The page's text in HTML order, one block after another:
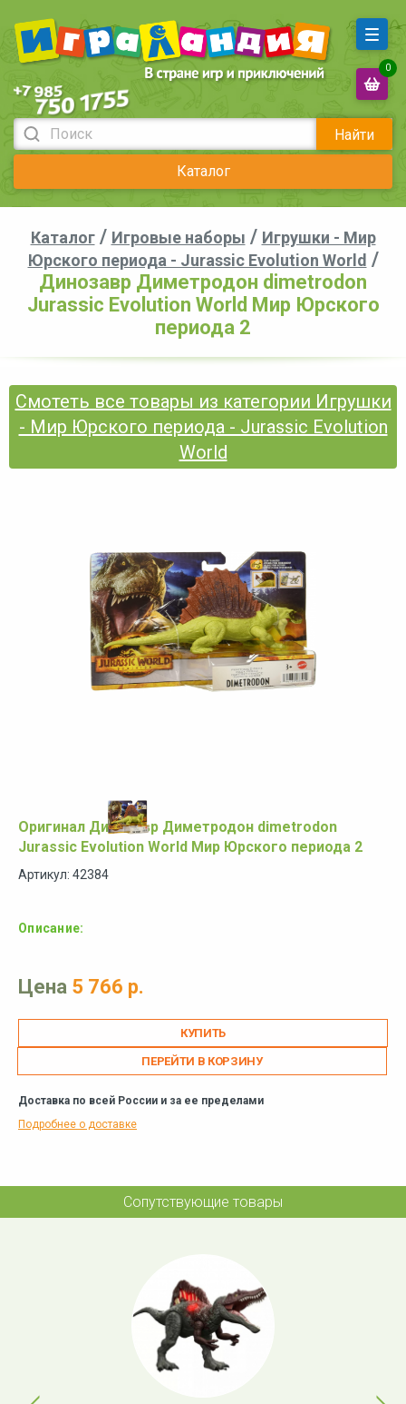
Найти
Каталог
0
Каталог/ Игровые наборы / Игрушки - Мир
Юрского периода - Jurassic Evolution World /
Динозавр Диметродон dimetrodon
Jurassic Evolution World Мир Юрского
периода 2
Смотеть все товары из категории Игрушки
- Мир Юрского периода - Jurassic Evolution
World
Оригинал Динозавр Диметродон dimetrodon
Jurassic Evolution World Мир Юрского периода 2
Артикул: 42384
Описание:
Цена 5 766 р.
ПЕРЕЙТИ В КОРЗИНУ
Доставка по всей России и за ее пределами
Подробнее о доставке
Сопутствующие товары
Previous Next